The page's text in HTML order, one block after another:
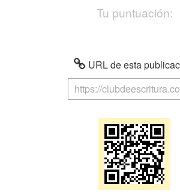
Tu puntuación:
URL de esta